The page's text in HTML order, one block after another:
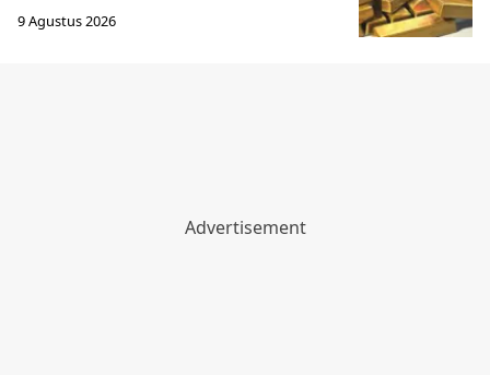
9 Agustus 2026